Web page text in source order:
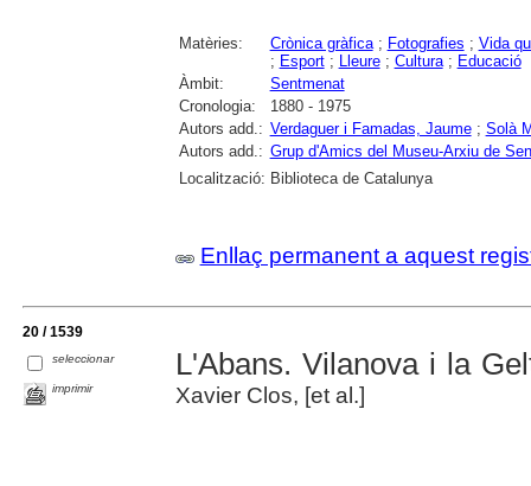
Matèries: Crònica gràfica; Fotografies ; Vida
; Esport; Lleure; Cultura; Educació
Àmbit:
Sentmenat
Cronologia:
1880 - 1975
Autors add.: Verdaguer i Famadas, Jaume; Solà
Autors add.: Grup d'Amics del Museu-Arxiu de
Localització: Biblioteca de Catalunya
Enllaç permanent a aquest
20 / 1539
seleccionar
imprimir
L'Abans. Vilanova i la
Xavier Clos, [et al.]